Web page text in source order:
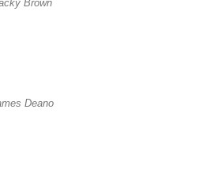
Brown
Deano